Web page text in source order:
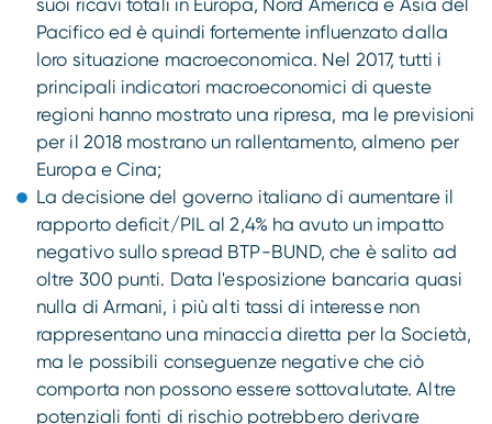
suoi ricavi totali in Europa, Nord America e Asia del
Pacifico ed è quindi fortemente influenzato dalla
loro situazione macroeconomica. Nel 2017, tutti i
principali indicatori macroeconomici di queste
regioni hanno mostrato una ripresa, ma le previsioni
per il 2018 mostrano un rallentamento, almeno per
Europa e Cina;
La decisione del governo italiano di aumentare il
rapporto deficit/PIL al 2,4% ha avuto un impatto
negativo sullo spread BTP-BUND, che è salito ad
oltre 300 punti. Data l'esposizione bancaria quasi
nulla di Armani, i più alti tassi di interesse non
rappresentano una minaccia diretta per la Società,
ma le possibili conseguenze negative che ciò
comporta non possono essere sottovalutate. Altre
potenziali fonti di rischio potrebbero derivare